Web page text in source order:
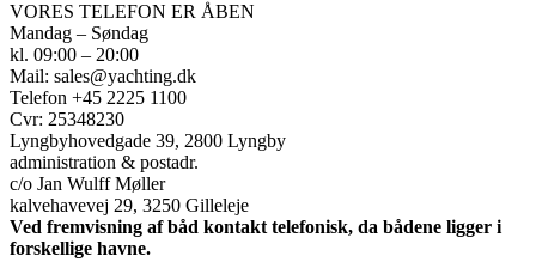
VORES TELEFON ER ÅBEN
Mandag – Søndag
kl. 09:00 – 20:00
Mail: sales@yachting.dk
Telefon +45 2225 1100
Cvr: 25348230
Lyngbyhovedgade 39, 2800 Lyngby
administration & postadr.
c/o Jan Wulff Møller
kalvehavevej 29, 3250 Gilleleje
Ved fremvisning af båd kontakt telefonisk, da bådene ligger i
forskellige havne.